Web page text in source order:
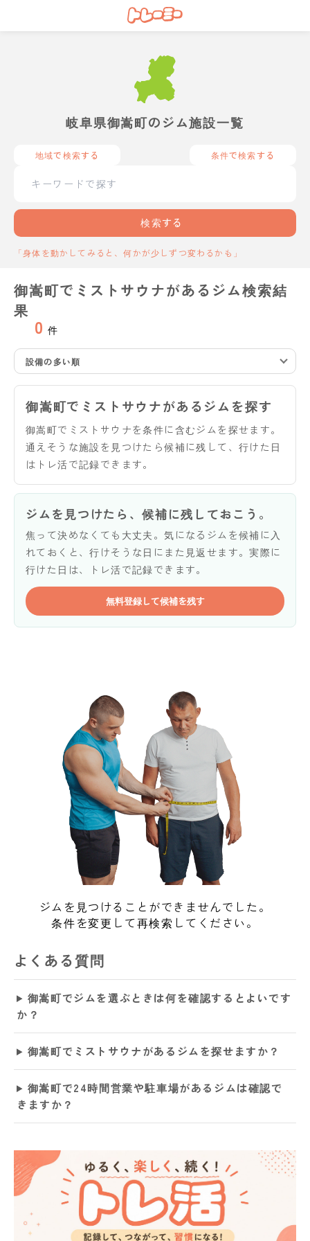
岐阜県御嵩町のジム施設一覧
地域で検索する 条件で検索する
検索する
「身体を動かしてみると、何かが少しずつ変わるかも」
御嵩町でミストサウナがあるジム検索結
果
0 件
設備の多い順
御嵩町でミストサウナがあるジムを探す
御嵩町でミストサウナを条件に含むジムを探せます。
通えそうな施設を見つけたら候補に残して、行けた日
はトレ活で記録できます。
ジムを見つけたら、候補に残しておこう。
焦って決めなくても大丈夫。気になるジムを候補に入
れておくと、行けそうな日にまた見返せます。実際に
行けた日は、トレ活で記録できます。
無料登録して候補を残す
ジムを見つけることができませんでした。
条件を変更して再検索してください。
よくある質問
御嵩町でジムを選ぶときは何を確認するとよいです
か？
御嵩町でミストサウナがあるジムを探せますか？
御嵩町で24時間営業や駐車場があるジムは確認で
きますか？